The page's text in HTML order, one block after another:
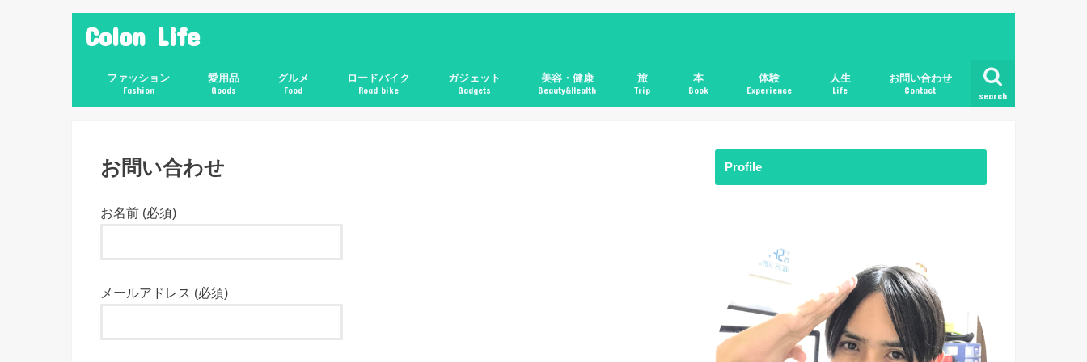
Colon Life
search
ファッション
Fashion
愛用品
Goods
グルメ
Food
ロードバイク
Road bike
ガジェット
Gadgets
美容・健康
Beauty&Health
旅
Trip
本
Book
体験
Experience
人生
Life
お問い合わせ
Contact
お問い合わせ
お名前 (必須)
メールアドレス (必須)
Profile